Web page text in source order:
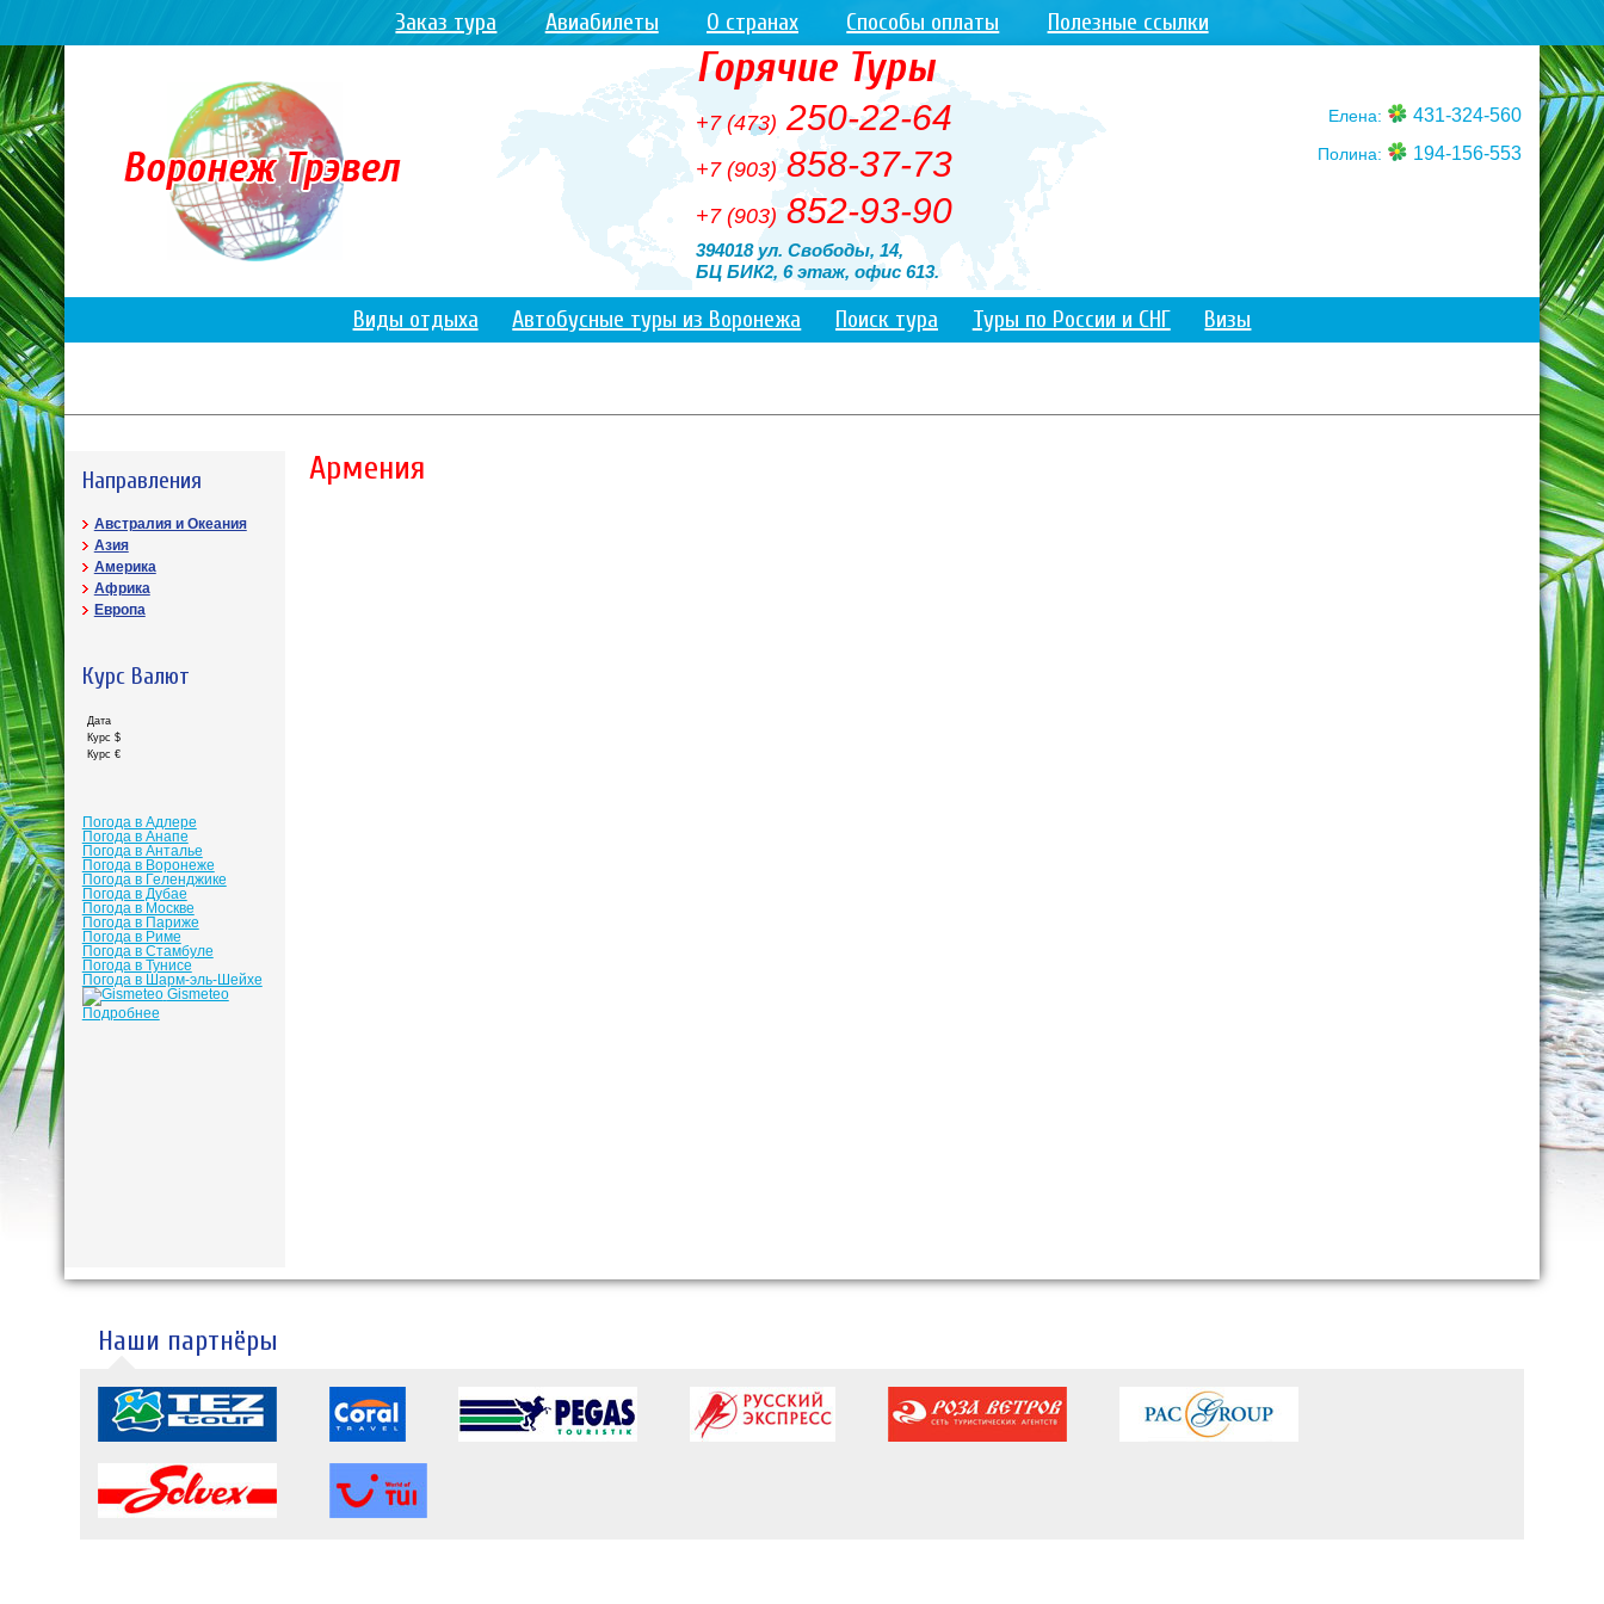
Заказ тура Авиабилеты О странах Способы оплаты Полезные ссылки
Горячие Туры
+7 (473) 250-22-64
+7 (903)858-37-73
+7 (903)852-93-90
394018 ул. Свободы, 14,
БЦ БИК2, 6 этаж, офис 613.
Елена: 431-324-560
Полина: 194-156-553
Виды отдыха Автобусные туры из Воронежа Поиск тура Туры по России и СНГ Визы
Направления
Австралия и Океания
Азия
Америка
Африка
Европа
Курс Валют
Дата
Курс $
Курс €
Погода в Адлере
Погода в Анапе
Погода в Анталье
Погода в Воронеже
Погода в Геленджике
Погода в Дубае
Погода в Москве
Погода в Париже
Погода в Риме
Погода в Стамбуле
Погода в Тунисе
Погода в Шарм-эль-Шейхе
Gismeteo
Подробнее
Армения
Наши партнёры